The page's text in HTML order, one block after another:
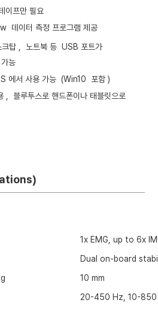
이프만 필요
데이터 측정 프로그램 제공
크탑 , 노트북 등 USB 포트가
능
에서 사용 가능 (Win10 포함 )
,
블루투스로 핸드폰이나 태블릿으로
1x EMG, up to 6x
Dual on-board
10 mm
20-450 Hz, 10-